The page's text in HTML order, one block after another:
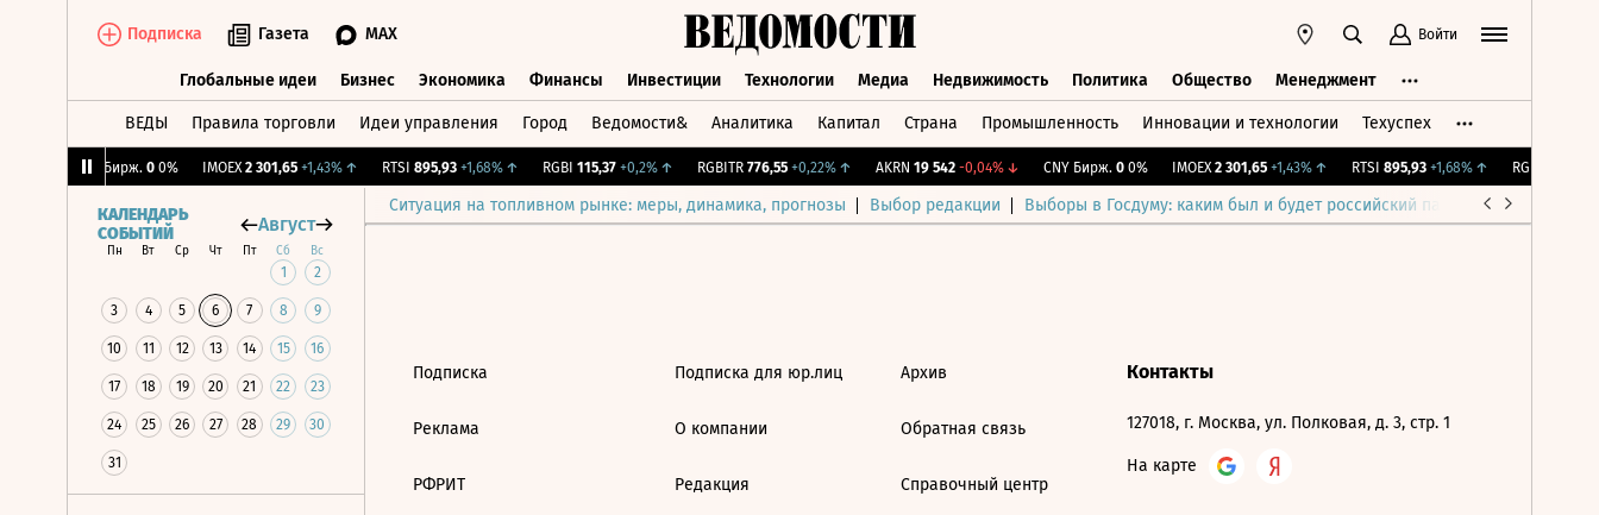
Подписка Газета MAX Войти
Глобальные идеи Бизнес Экономика Финансы Инвестиции Технологии Медиа Недвижимость Политика Общество Менеджмент
ВЕДЫ Правила торговли Идеи управления Город Ведомости& Аналитика Капитал Страна Промышленность Инновации и технологии Техуспех
CNY Бирж. 0 0% IMOEX 2 301,65 +1,43%↑ RTSI 895,93 +1,68%↑ RGBI 115,37 +0,2%↑ RGBITR 776,55 +0,22%↑ AKRN 19 542 -0,04%↓ CNY Бирж. 0 0% IMOEX 2 301,65 +1,43%↑ RTSI 895,93 +1,68%↑ RGBI
Ситуация на топливном рынке: меры, динамика, прогнозы Выбор редакции Выборы в Госдуму: каким был и будет российский парламент
КАЛЕНДАРЬ
СОБЫТИЙ
Август
Пн Вт Ср Чт Пт Сб Вс
1 2
3 4 5 6 7 8 9
10 11 12 13 14 15 16
17 18 19 20 21 22 23
24 25 26 27 28 29 30
31
Подписка
Реклама
РФРИТ
Подписка для юр.лиц
О компании
Редакция
Архив
Обратная связь
Справочный центр
Контакты
127018, г. Москва, ул. Полковая, д. 3, стр. 1
На карте